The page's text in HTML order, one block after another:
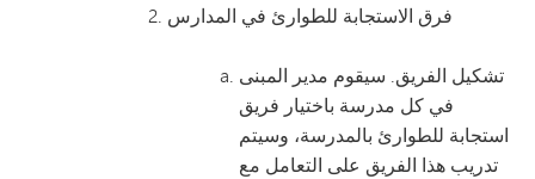
فرق الاستجابة للطوارئ في المدارس
تشكيل الفريق. سيقوم مدير المبنى
في كل مدرسة باختيار فريق
استجابة للطوارئ بالمدرسة، وسيتم
تدريب هذا الفريق على التعامل مع